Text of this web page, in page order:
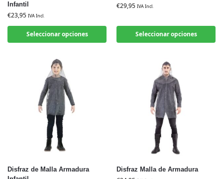
Infantil
€23,95 IVA Incl.
Seleccionar opciones
€29,95 IVA Incl.
Seleccionar opciones
Disfraz de Malla Armadura
Disfraz Malla de Armadura